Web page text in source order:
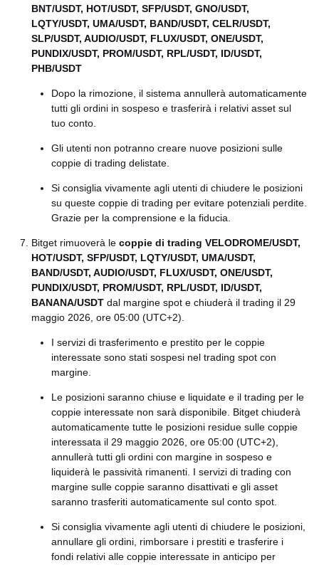
BNT/USDT, HOT/USDT, SFP/USDT, GNO/USDT,
LQTY/USDT, UMA/USDT, BAND/USDT, CELR/USDT,
SLP/USDT, AUDIO/USDT, FLUX/USDT, ONE/USDT,
PUNDIX/USDT, PROM/USDT, RPL/USDT, ID/USDT,
PHB/USDT
Dopo la rimozione, il sistema annullerà automaticamente
tutti gli ordini in sospeso e trasferirà i relativi asset sul
tuo conto.
Gli utenti non potranno creare nuove posizioni sulle
coppie di trading delistate.
Si consiglia vivamente agli utenti di chiudere le posizioni
su queste coppie di trading per evitare potenziali perdite.
Grazie per la comprensione e la fiducia.
Bitget rimuoverà le coppie di trading VELODROME/USDT,
HOT/USDT, SFP/USDT, LQTY/USDT, UMA/USDT,
BAND/USDT, AUDIO/USDT, FLUX/USDT, ONE/USDT,
PUNDIX/USDT, PROM/USDT, RPL/USDT, ID/USDT,
BANANA/USDT dal margine spot e chiuderà il trading il 29
maggio 2026, ore 05:00 (UTC+2).
I servizi di trasferimento e prestito per le coppie
interessate sono stati sospesi nel trading spot con
margine.
Le posizioni saranno chiuse e liquidate e il trading per le
coppie interessate non sarà disponibile. Bitget chiuderà
automaticamente tutte le posizioni residue sulle coppie
interessata il 29 maggio 2026, ore 05:00 (UTC+2),
annullerà tutti gli ordini con margine in sospeso e
liquiderà le passività rimanenti. I servizi di trading con
margine sulle coppie saranno disattivati e gli asset
saranno trasferiti automaticamente sul conto spot.
Si consiglia vivamente agli utenti di chiudere le posizioni,
annullare gli ordini, rimborsare i prestiti e trasferire i
fondi relativi alle coppie interessate in anticipo per